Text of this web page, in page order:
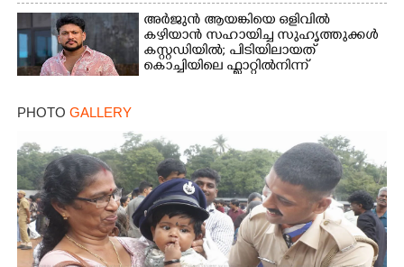
അർജുൻ ആയങ്കിയെ ഒളിവിൽ
കഴിയാൻ സഹായിച്ച സുഹൃത്തുക്കൾ
കസ്റ്റഡിയിൽ; പിടിയിലായത്
കൊച്ചിയിലെ ഫ്ലാറ്റിൽനിന്ന്
PHOTO GALLERY